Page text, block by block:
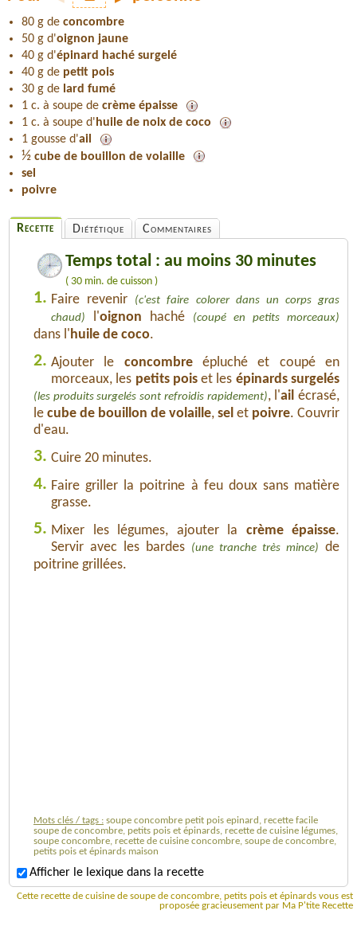
80 g de concombre
50 g d'oignon jaune
40 g d'épinard haché surgelé
40 g de petit pois
30 g de lard fumé
1 c. à soupe de crème épaisse
1 c. à soupe d' huile de noix de coco
1 gousse d'ail
½ cube de bouillon de volaille
sel
poivre
Recette Diététique Commentaires
Temps total : au moins 30 minutes
( 30 min. de cuisson )
1. Faire revenir
(c'est faire colorer dans un corps gras
chaud)
l'oignon haché (coupé en petits morceaux)
dans l' huile de coco.
2. Ajouter le concombreépluché et coupé en
morceaux, les petits poiset les épinards surgelés
(les produits surgelés sont refroidis rapidement), l'ail écrasé,
le cube de bouillon de volaille, sel et poivre. Couvrir
d'eau.
3. Cuire 20 minutes.
4. Faire griller la poitrine à feu doux sans matière
grasse.
5. Mixer les légumes, ajouter la crème épaisse.
Servir avec les bardes (une tranche très mince) de
poitrine grillées.
Mots clés / tags : soupe concombre petit pois epinard, recette facile
soupe de concombre, petits pois et épinards, recette de cuisine légumes,
soupe concombre, recette de cuisine concombre, soupe de concombre,
petits pois et épinards maison
Afficher le lexique dans la recette
Cette recette de cuisine de soupe de concombre, petits pois et épinards vous est
proposée gracieusement par Ma P'tite Recette